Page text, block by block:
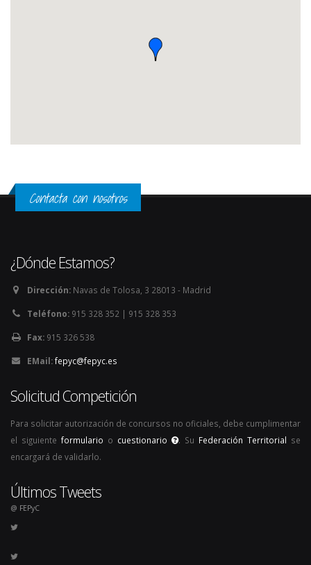
Contacta con nosotros
¿Dónde Estamos?
Dirección: Navas de Tolosa, 3 28013 - Madrid
Teléfono: 915 328 352 | 915 328 353
Fax: 915 326 538
EMail:fepyc@fepyc.es
Solicitud Competición
Para solicitar autorización de concursos no oficiales, debe cumplimentar
el siguiente formulario o cuestionario . Su Federación Territorial se
encargará de validarlo.
Últimos Tweets
@ FEPyC